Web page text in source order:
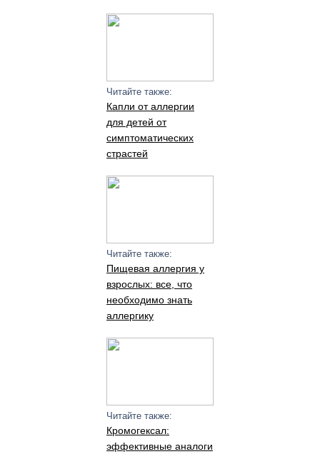
Читайте также:
Капли от аллергии
для детей от
симптоматических
страстей
Читайте также:
Пищевая аллергия у
взрослых: все, что
необходимо знать
аллергику
Читайте также:
Кромогексал:
эффективные аналоги